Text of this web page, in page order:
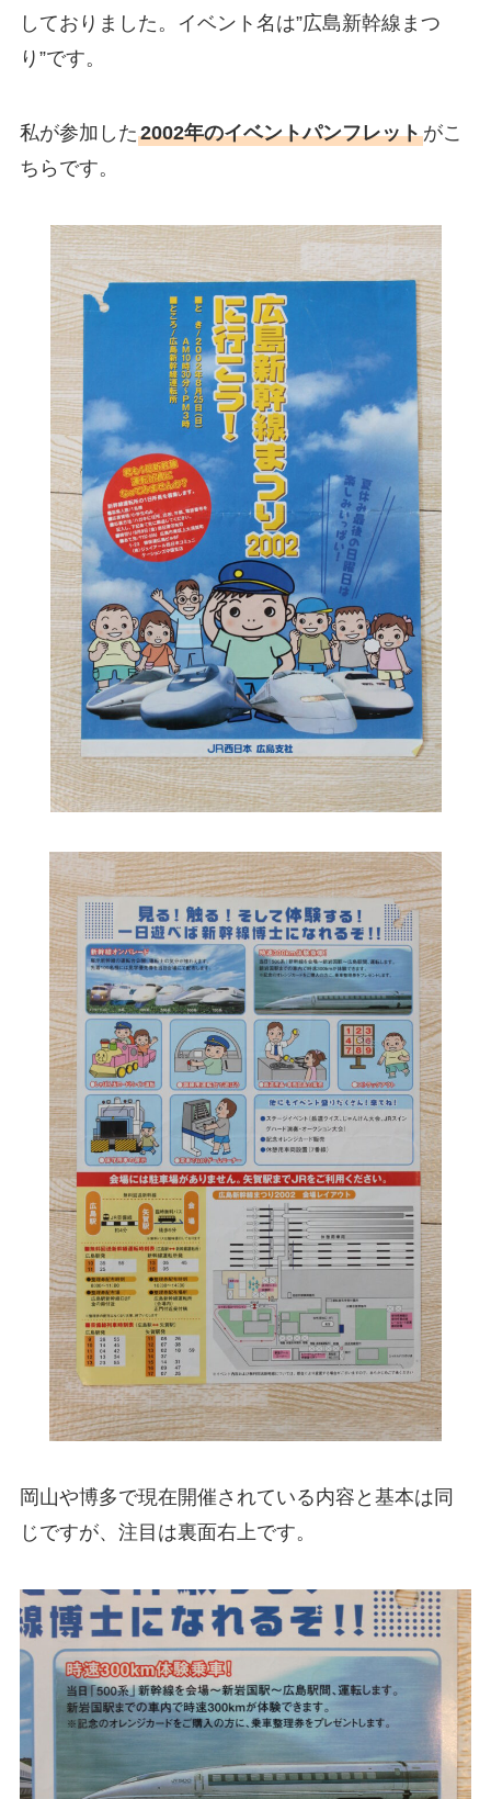
しておりました。イベント名は”広島新幹線まつ
り”です。
私が参加した2002年のイベントパンフレットがこ
ちらです。
岡山や博多で現在開催されている内容と基本は同
じですが、注目は裏面右上です。